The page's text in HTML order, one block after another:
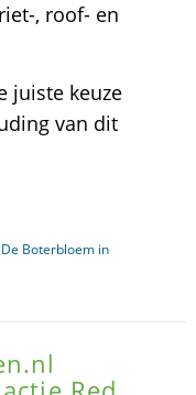
, roof- en
juiste keuze
van dit
Boterbloem in